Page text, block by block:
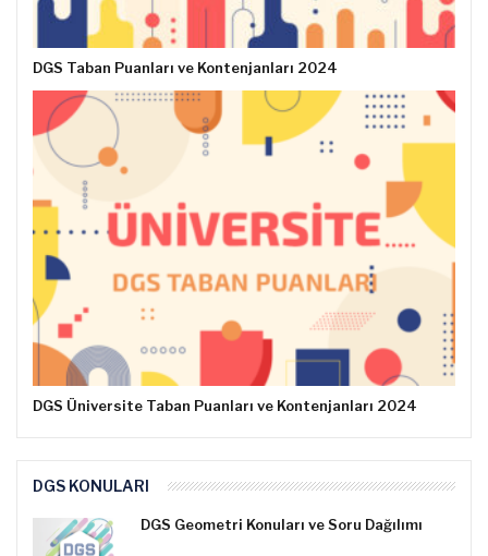
DGS Taban Puanları ve Kontenjanları 2024
DGS Üniversite Taban Puanları ve Kontenjanları 2024
DGS KONULARI
DGS Geometri Konuları ve Soru Dağılımı